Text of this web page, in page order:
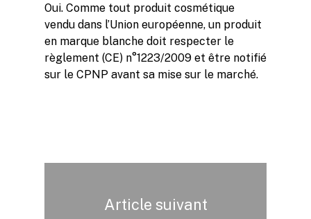
Oui. Comme tout produit cosmétique
vendu dans l’Union européenne, un produit
en marque blanche doit respecter le
règlement (CE) n°1223/2009 et être notifié
sur le CPNP avant sa mise sur le marché.
Article suivant